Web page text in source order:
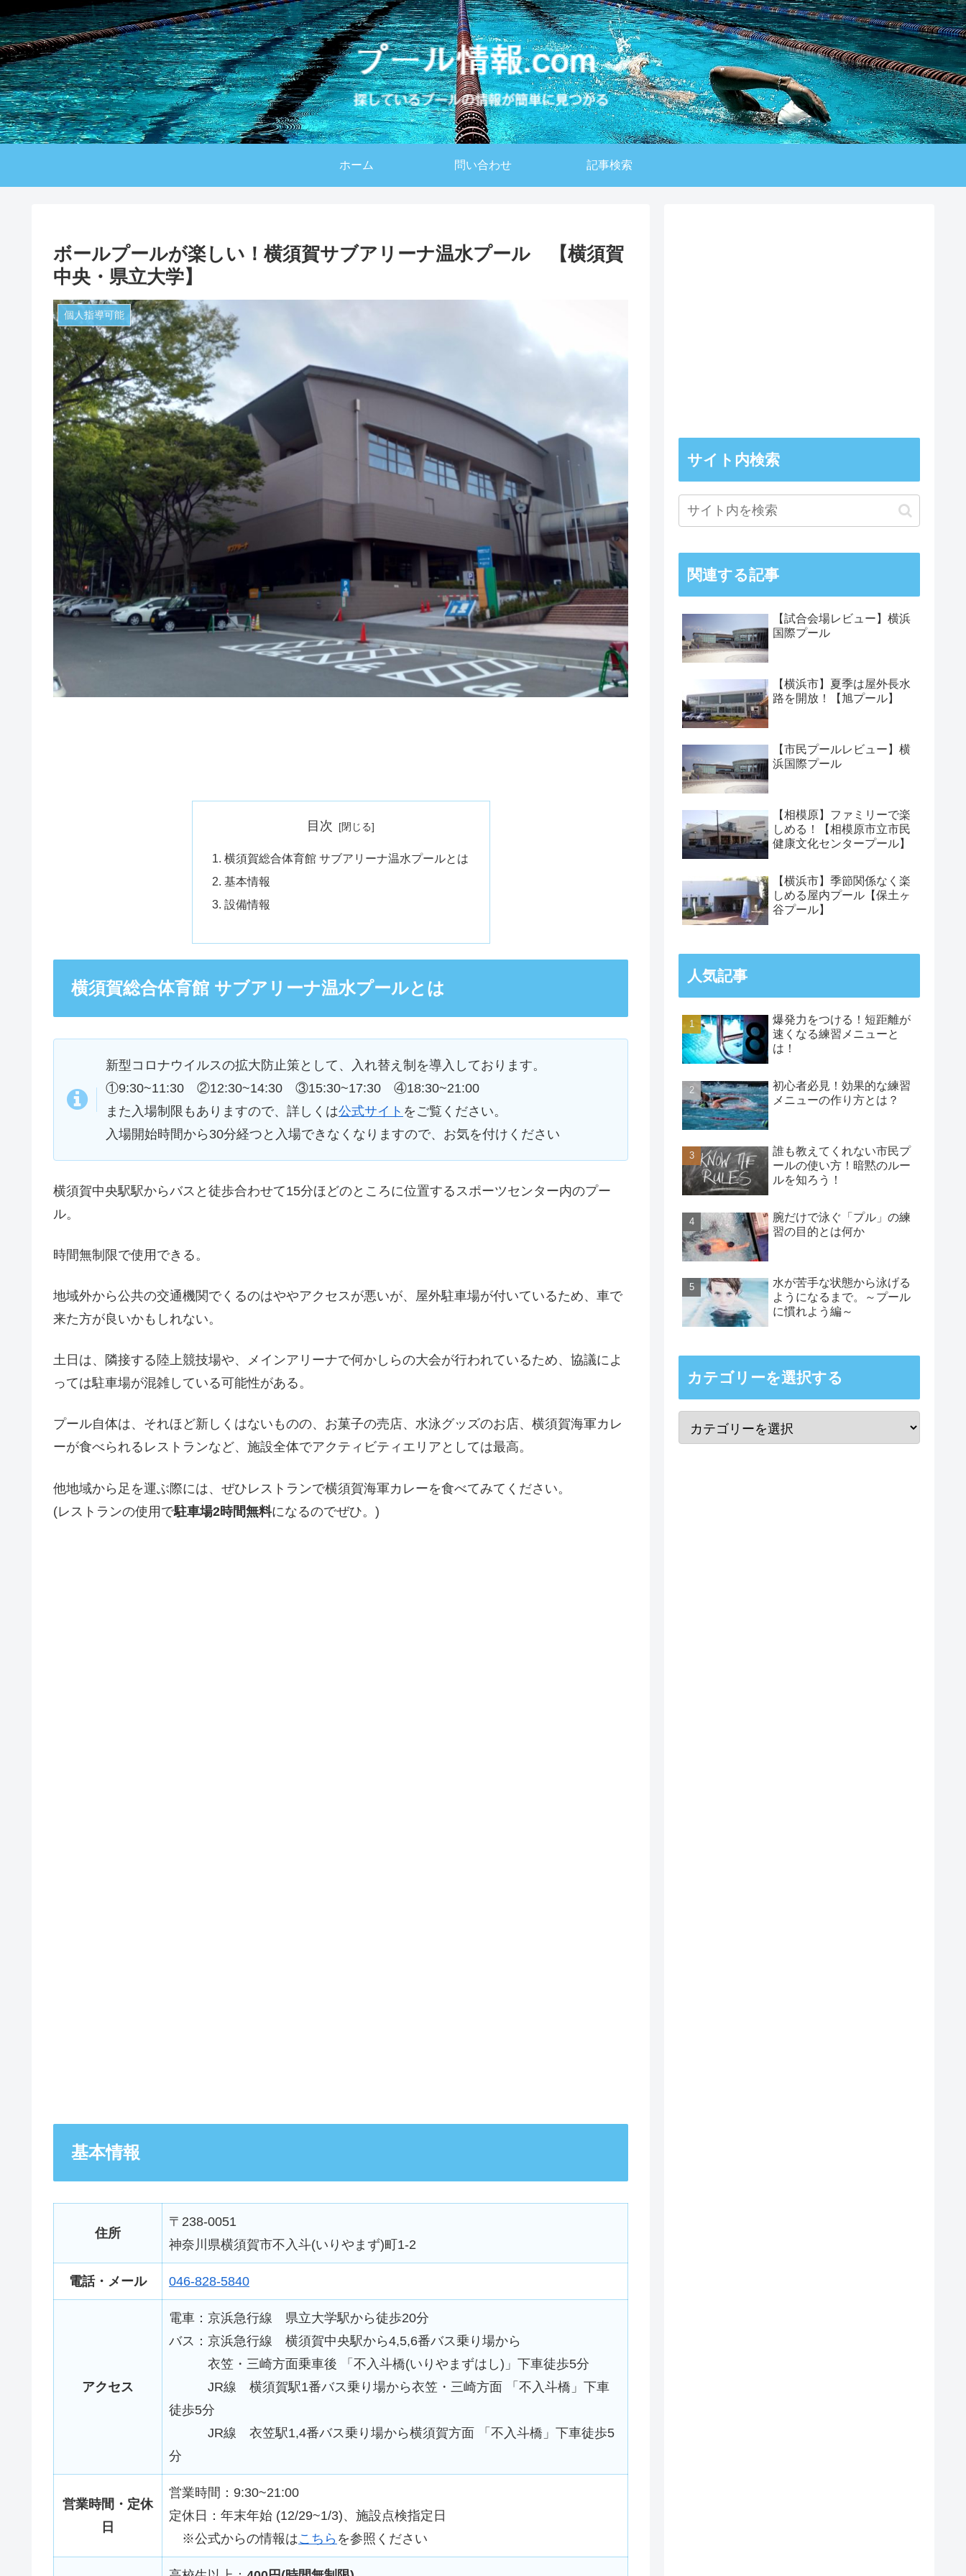
ホーム 問い合わせ 記事検索
ボールプールが楽しい！横須賀サブアリーナ温水プール 【横須賀
中央・県立大学】
個人指導可能
目次
横須賀総合体育館 サブアリーナ温水プールとは
基本情報
設備情報
横須賀総合体育館 サブアリーナ温水プールとは
新型コロナウイルスの拡大防止策として、入れ替え制を導入しております。
①9:30~11:30 ②12:30~14:30 ③15:30~17:30 ④18:30~21:00
また入場制限もありますので、詳しくは公式サイト をご覧ください。
入場開始時間から30分経つと入場できなくなりますので、お気を付けください
横須賀中央駅駅からバスと徒歩合わせて15分ほどのところに位置するスポーツセンター内のプー
ル。
時間無制限で使用できる。
地域外から公共の交通機関でくるのはややアクセスが悪いが、屋外駐車場が付いているため、車で
来た方が良いかもしれない。
土日は、隣接する陸上競技場や、メインアリーナで何かしらの大会が行われているため、協議によ
っては駐車場が混雑している可能性がある。
プール自体は、それほど新しくはないものの、お菓子の売店、水泳グッズのお店、横須賀海軍カレ
ーが食べられるレストランなど、施設全体でアクティビティエリアとしては最高。
他地域から足を運ぶ際には、ぜひレストランで横須賀海軍カレーを食べてみてください。
(レストランの使用で駐車場2時間無料になるのでぜひ。)
基本情報
住所
〒238-0051
神奈川県横須賀市不入斗(いりやまず)町1-2
電話・メール 046-828-5840
アクセス
電車：京浜急行線 県立大学駅から徒歩20分
バス：京浜急行線 横須賀中央駅から4,5,6番バス乗り場から
衣笠・三崎方面乗車後 「不入斗橋(いりやまずはし)」下車徒歩5分
JR線 横須賀駅1番バス乗り場から衣笠・三崎方面 「不入斗橋」下車
徒歩5分
JR線 衣笠駅1,4番バス乗り場から横須賀方面 「不入斗橋」下車徒歩5
分
営業時間・定休
日
営業時間：9:30~21:00
定休日：年末年始 (12/29~1/3)、施設点検指定日
※公式からの情報はこちら を参照ください
サイト内検索
関連する記事
【試合会場レビュー】横浜
国際プール
【横浜市】夏季は屋外長水
路を開放！【旭プール】
【市民プールレビュー】横
浜国際プール
【相模原】ファミリーで楽
しめる！【相模原市立市民
健康文化センタープール】
【横浜市】季節関係なく楽
しめる屋内プール【保土ヶ
谷プール】
人気記事
爆発力をつける！短距離が
速くなる練習メニューと
は！
初心者必見！効果的な練習
メニューの作り方とは？
誰も教えてくれない市民プ
ールの使い方！暗黙のルー
ルを知ろう！
腕だけで泳ぐ「プル」の練
習の目的とは何か
水が苦手な状態から泳げる
ようになるまで。～プール
に慣れよう編～
カテゴリーを選択する